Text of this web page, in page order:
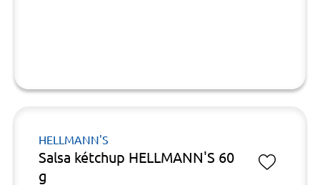
HELLMANN'S
Salsa kétchup HELLMANN'S 60
g